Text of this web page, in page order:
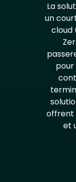
La
un
cloud
pour
offrent
et